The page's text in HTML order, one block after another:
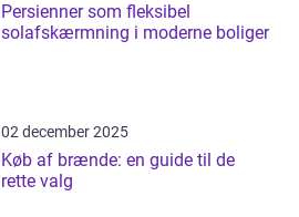
Persienner som fleksibel
solafskærmning i moderne boliger
02 december 2025
Køb af brænde: en guide til de
rette valg